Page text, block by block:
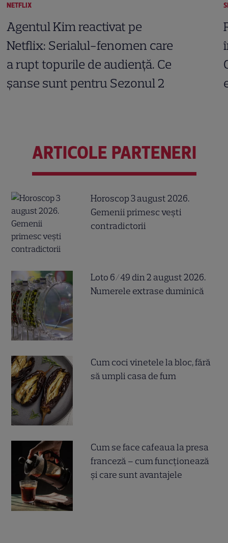
NETFLIX
Agentul Kim reactivat pe
Netflix: Serialul-fenomen care
a rupt topurile de audiență. Ce
șanse sunt pentru Sezonul 2
ARTICOLE PARTENERI
Horoscop 3 august 2026.
Gemenii primesc vești
contradictorii
Loto 6/49 din 2 august 2026.
Numerele extrase duminică
Cum coci vinetele la bloc, fără
să umpli casa de fum
Cum se face cafeaua la presa
franceză – cum funcționează
și care sunt avantajele